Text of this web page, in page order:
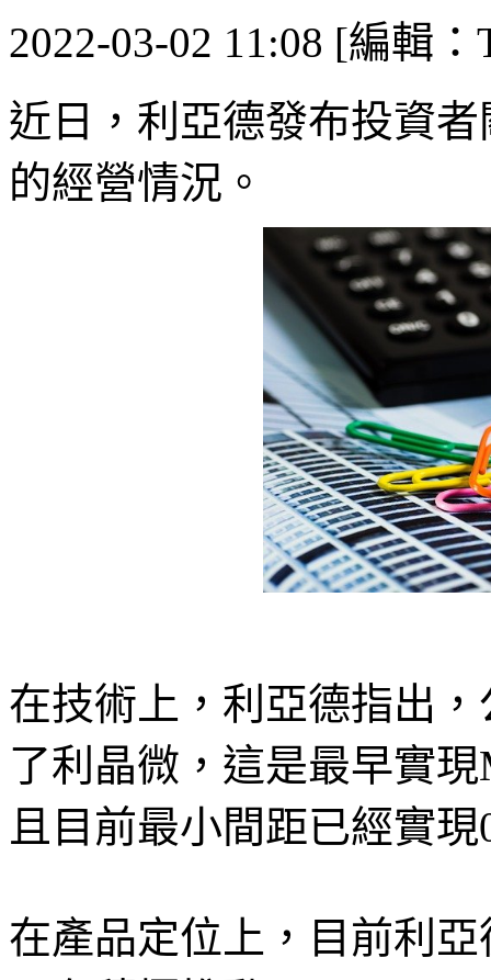
2022-03-02 11:08 [編輯
近日，利亞德發布投資
的經營情況。
在技術上，利亞德指出
了利晶微，這是最早實
且目前最小間距已經實現
在產品定位上，目前利